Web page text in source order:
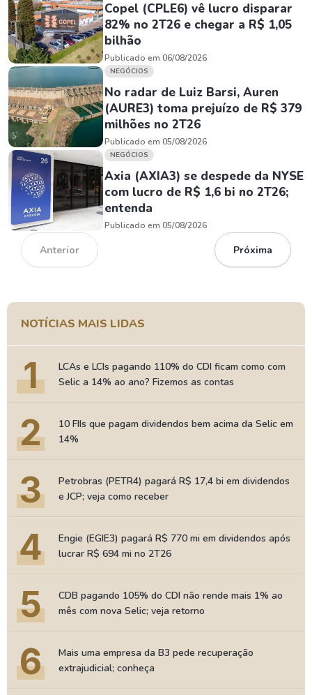
Copel (CPLE6) vê lucro disparar
82% no 2T26 e chegar a R$ 1,05
bilhão
Publicado em 06/08/2026
NEGÓCIOS
No radar de Luiz Barsi, Auren
(AURE3) toma prejuízo de R$ 379
milhões no 2T26
Publicado em 05/08/2026
NEGÓCIOS
Axia (AXIA3) se despede da NYSE
com lucro de R$ 1,6 bi no 2T26;
entenda
Publicado em 05/08/2026
Anterior Próxima
NOTÍCIAS MAIS LIDAS
1
LCAs e LCIs pagando 110% do CDI ficam como com
Selic a 14% ao ano? Fizemos as contas
2
10 FIIs que pagam dividendos bem acima da Selic em
14%
3
Petrobras (PETR4) pagará R$ 17,4 bi em dividendos
e JCP; veja como receber
4
Engie (EGIE3) pagará R$ 770 mi em dividendos após
lucrar R$ 694 mi no 2T26
5
CDB pagando 105% do CDI não rende mais 1% ao
mês com nova Selic; veja retorno
6
Mais uma empresa da B3 pede recuperação
extrajudicial; conheça